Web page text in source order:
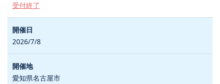
受付終了
2026/7/8
愛知県名古屋市